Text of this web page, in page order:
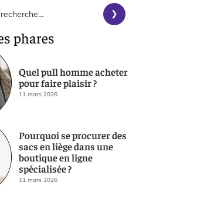
phares
Quel pull homme acheter
pour faire plaisir ?
11 mars 2026
Pourquoi se procurer des
sacs en liège dans une
boutique en ligne
spécialisée ?
11 mars 2026